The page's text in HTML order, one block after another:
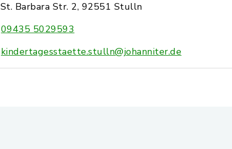
St. Barbara Str. 2, 92551 Stulln
09435 5029593
kindertagesstaette.stulln@johanniter.de